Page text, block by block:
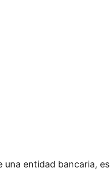
entidad bancaria,